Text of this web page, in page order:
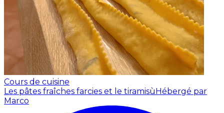
Cours de cuisine
Les pâtes fraîches farcies et le tiramisù Hébergé par
Marco